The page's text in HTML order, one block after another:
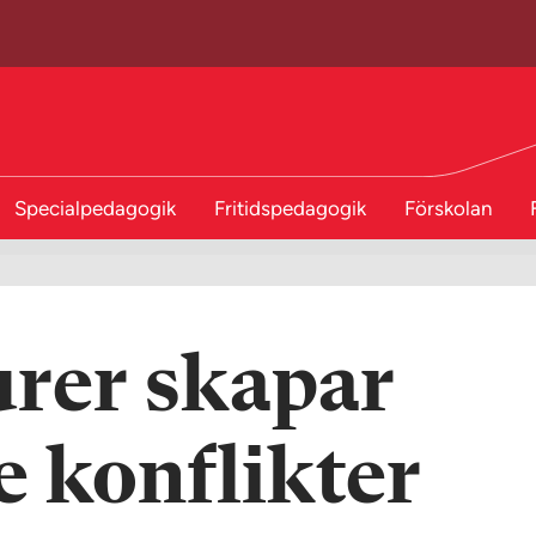
Specialpedagogik Fritidspedagogik Förskolan
skapar
konflikter